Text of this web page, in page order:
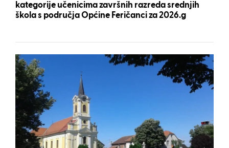
kategorije učenicima završnih razreda srednjih
škola s područja Općine Feričanci za 2026.g